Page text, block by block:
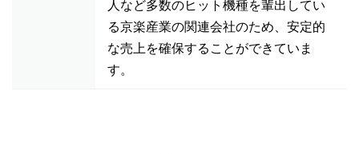
人など多数のヒット機種を輩出してい
る京楽産業の関連会社のため、安定的
な売上を確保することができていま
す。